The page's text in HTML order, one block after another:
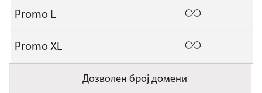
Дозволен број домени